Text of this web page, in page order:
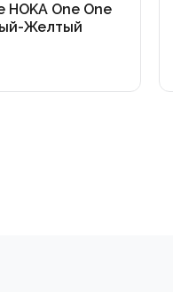
One One
Желтый